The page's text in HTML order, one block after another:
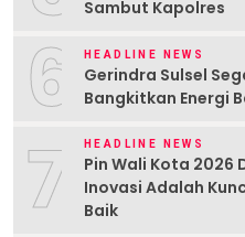
Sambut Kapolres
6 HEADLINE NEWS
Gerindra Sulsel
Bangkitkan Energi
7 HEADLINE NEWS
Pin Wali Kota 2026
Inovasi Adalah
Baik